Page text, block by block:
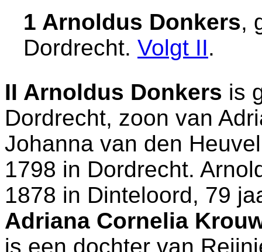
1 Arnoldus Donkers,
Dordrecht. Volgt II.
II Arnoldus Donkers is
Dordrecht, zoon van
Johanna van den
1798 in Dordrecht.
1878 in Dinteloord, 79
Adriana Cornelia
is een dochter van